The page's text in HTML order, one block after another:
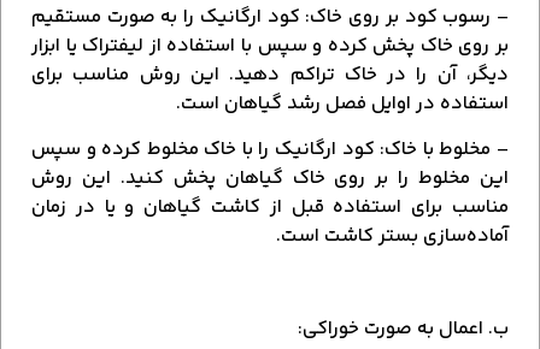
– رسوب کود بر روی خاک: کود ارگانیک را به صورت مستقیم
بر روی خاک پخش کرده و سپس با استفاده از لیفتراک یا ابزار
دیگر، آن را در خاک تراکم دهید. این روش مناسب برای
استفاده در اوایل فصل رشد گیاهان است.
– مخلوط با خاک: کود ارگانیک را با خاک مخلوط کرده و سپس
این مخلوط را بر روی خاک گیاهان پخش کنید. این روش
مناسب برای استفاده قبل از کاشت گیاهان و یا در زمان
آماده‌سازی بستر کاشت است.
ب. اعمال به صورت خوراکی: